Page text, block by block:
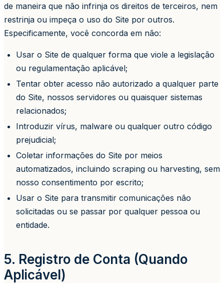
de maneira que não infrinja os direitos de terceiros, nem
restrinja ou impeça o uso do Site por outros.
Especificamente, você concorda em não:
Usar o Site de qualquer forma que viole a legislação
ou regulamentação aplicável;
Tentar obter acesso não autorizado a qualquer parte
do Site, nossos servidores ou quaisquer sistemas
relacionados;
Introduzir vírus, malware ou qualquer outro código
prejudicial;
Coletar informações do Site por meios
automatizados, incluindo scraping ou harvesting, sem
nosso consentimento por escrito;
Usar o Site para transmitir comunicações não
solicitadas ou se passar por qualquer pessoa ou
entidade.
5. Registro de Conta (Quando
Aplicável)